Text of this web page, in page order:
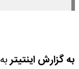
به گزارش اینتیتر